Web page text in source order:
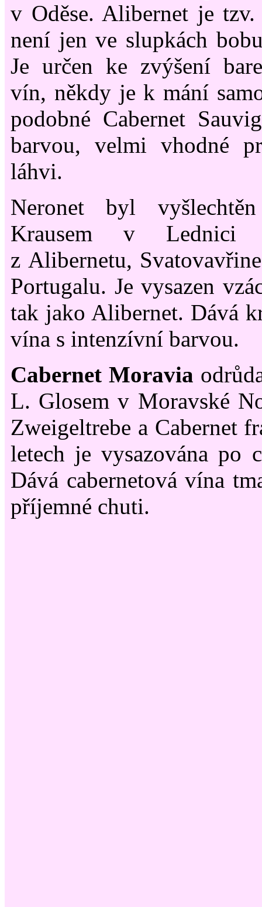
v Oděse. Alibernet je
není jen ve slupkách
Je určen ke zvýšení
vín, někdy je k mání
podobné Cabernet
barvou, velmi vhodné
láhvi.
Neronet byl
Krausem v
z Alibernetu,
Portugalu. Je vysazen
tak jako Alibernet. Dává
vína s intenzívní barvou.
Cabernet Moravia
L. Glosem v Moravské
Zweigeltrebe a Cabernet
letech je vysazována po
Dává cabernetová vína
příjemné chuti.